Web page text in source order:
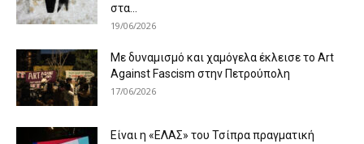
στα...
19/06/2026
Με δυναμισμό και χαμόγελα έκλεισε το Art
Against Fascism στην Πετρούπολη
17/06/2026
Είναι η «ΕΛΑΣ» του Τσίπρα πραγματική